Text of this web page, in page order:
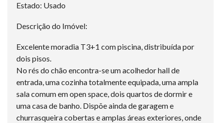
Estado: Usado
Descrição do Imóvel:
Excelente moradia T3+1 com piscina, distribuída por
dois pisos.
No rés do chão encontra-se um acolhedor hall de
entrada, uma cozinha totalmente equipada, uma ampla
sala comum em open space, dois quartos de dormir e
uma casa de banho. Dispõe ainda de garagem e
churrasqueira cobertas e amplas áreas exteriores, onde